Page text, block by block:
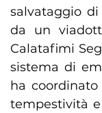
salvataggio
da un
Calatafimi
sistema di
ha coordinato
tempestività